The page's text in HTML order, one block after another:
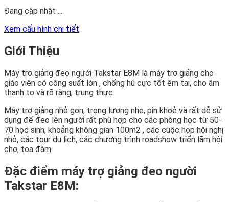
Đang cập nhật ...
Xem cấu hình chi tiết
Giới Thiệu
Máy trợ giảng đeo người Takstar E8M là máy trợ giảng cho
giáo viên có công suất lớn , chống hú cực tốt êm tai, cho âm
thanh to và rõ ràng, trung thực
Máy trợ giảng nhỏ gọn, trọng lượng nhẹ, pin khoẻ và rất dễ sử
dụng để đeo lên người rất phù hợp cho các phòng học từ 50-
70 học sinh, khoảng không gian 100m2 , các cuộc họp hội nghị
nhỏ, các tour du lịch, các chương trình roadshow triển lãm hội
chợ, tọa đàm
Đặc điểm máy trợ giảng đeo người
Takstar E8M: